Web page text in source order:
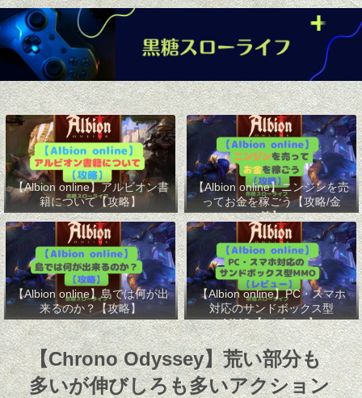
【Albion online】アルビオン書
籍について【攻略】
【Albion online】ニンジンを売
ってお金を稼ごう【攻略/金
策】
【Albion online】島では何が出
来るのか？【攻略】
【Albion online】PC・スマホ
対応のサンドボックス型
MMO【レビュー】
【Chrono Odyssey】荒い部分も
多いが伸びしろも多いアクション